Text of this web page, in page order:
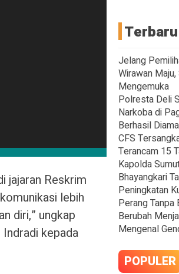
jajaran Reskrim
lebih
diri,” ungkap
kepada
Terbaru
Jelang
Wirawan
Mengemuka
Polresta Deli
Narkoba di
Berhasil
CFS
Terancam 15
Kapolda
Bhayangkari
Peningkatan
Perang Tanpa
Berubah
Mengenal
POPULER